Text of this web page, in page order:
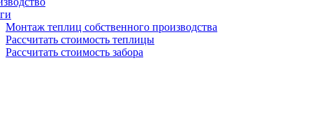
Монтаж теплиц собственного производства
Рассчитать стоимость теплицы
Рассчитать стоимость забора